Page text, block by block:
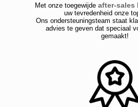
Met onze toegewijde after-sales
uw tevredenheid onze
Ons ondersteuningsteam staat
advies te geven dat speciaal
gemaakt!